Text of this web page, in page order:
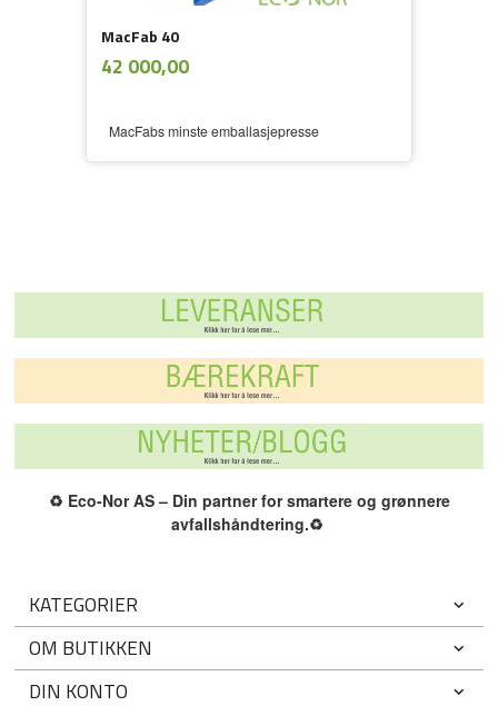
MacFab 40
Pris
42 000,00mva.
MacFabs minste emballasjepresse
♻️ Eco-Nor AS – Din partner for smartere og grønnere
avfallshåndtering.♻️
KATEGORIER
OM BUTIKKEN
DIN KONTO